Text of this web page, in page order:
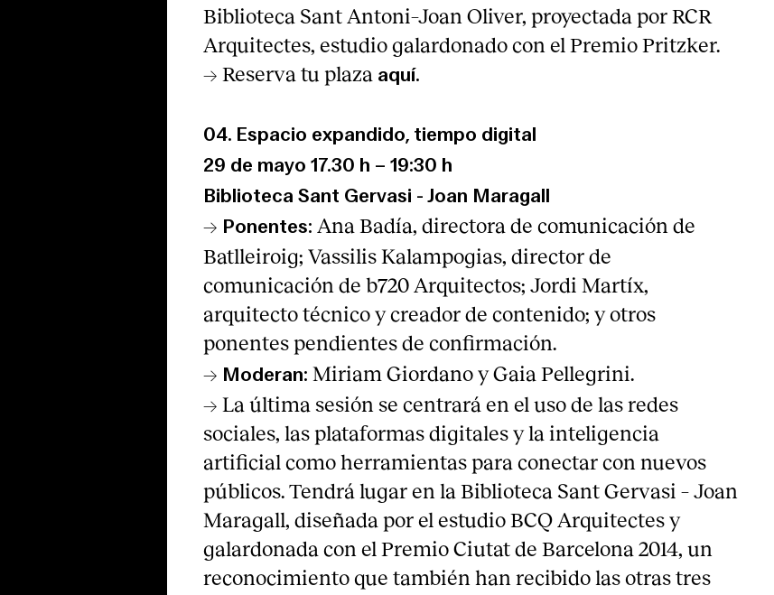
Biblioteca Sant Antoni–Joan Oliver, proyectada por RCR
Arquitectes, estudio galardonado con el Premio Pritzker.
→ Reserva tu plaza aquí.
04. Espacio expandido, tiempo digital
29 de mayo 17.30 h – 19:30 h
Biblioteca Sant Gervasi - Joan Maragall
→ Ponentes: Ana Badía, directora de comunicación de
Batlleiroig; Vassilis Kalampogias, director de
comunicación de b720 Arquitectos; Jordi Martíx,
arquitecto técnico y creador de contenido; y otros
ponentes pendientes de confirmación.
→ Moderan: Miriam Giordano y Gaia Pellegrini.
→ La última sesión se centrará en el uso de las redes
sociales, las plataformas digitales y la inteligencia
artificial como herramientas para conectar con nuevos
públicos. Tendrá lugar en la Biblioteca Sant Gervasi – Joan
Maragall, diseñada por el estudio BCQ Arquitectes y
galardonada con el Premio Ciutat de Barcelona 2014, un
reconocimiento que también han recibido las otras tres